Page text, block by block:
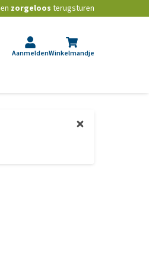
en zorgeloos terugsturen
AanmeldenWinkelmandje